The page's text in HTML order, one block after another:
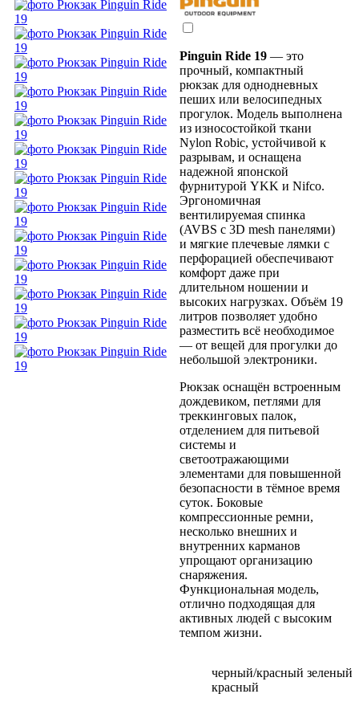
Pinguin Ride 19 — это
прочный, компактный
рюкзак для однодневных
пеших или велосипедных
прогулок. Модель выполнена
из износостойкой ткани
Nylon Robic, устойчивой к
разрывам, и оснащена
надежной японской
фурнитурой YKK и Nifco.
Эргономичная
вентилируемая спинка
(AVBS с 3D mesh панелями)
и мягкие плечевые лямки с
перфорацией обеспечивают
комфорт даже при
длительном ношении и
высоких нагрузках. Объём 19
литров позволяет удобно
разместить всё необходимое
— от вещей для прогулки до
небольшой электроники.
Рюкзак оснащён встроенным
дождевиком, петлями для
треккинговых палок,
отделением для питьевой
системы и
светоотражающими
элементами для повышенной
безопасности в тёмное время
суток. Боковые
компрессионные ремни,
несколько внешних и
внутренних карманов
упрощают организацию
снаряжения.
Функциональная модель,
отлично подходящая для
активных людей с высоким
темпом жизни.
черный/красный зеленый
красный